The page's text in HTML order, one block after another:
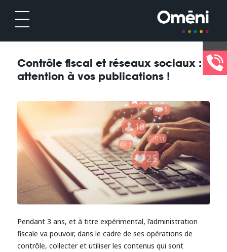
Contrôle fiscal et réseaux sociaux :
attention à vos publications !
Pendant 3 ans, et à titre expérimental, l’administration
fiscale va pouvoir, dans le cadre de ses opérations de
contrôle, collecter et utiliser les contenus qui sont